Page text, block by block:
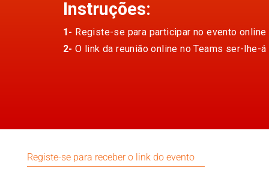
Instruções:
1- Registe-se para participar no evento online
2-O link da reunião online no Teams ser-lhe-
Registe-se para receber o link do evento